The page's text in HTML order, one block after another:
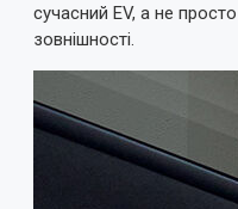
сучасний EV, а не
зовнішності.